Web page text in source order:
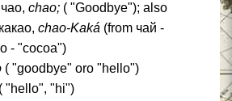
chao; ( "Goodbye"); also
chao-Kaká (from чай -
- "cocoa")
( "goodbye" oro "hello")
( "hello", "hi")